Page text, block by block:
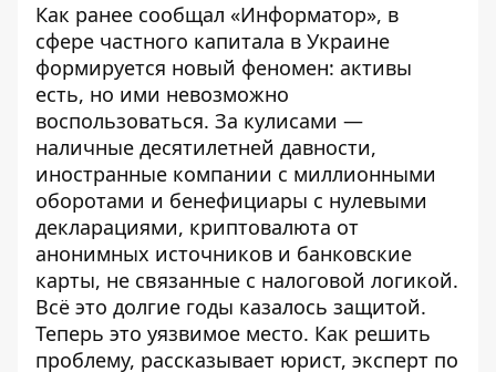
Как ранее сообщал «Информатор», в
сфере частного капитала в Украине
формируется новый феномен: активы
есть, но ими невозможно
воспользоваться. За кулисами —
наличные десятилетней давности,
иностранные компании с миллионными
оборотами и бенефициары с нулевыми
декларациями, криптовалюта от
анонимных источников и банковские
карты, не связанные с налоговой логикой.
Всё это долгие годы казалось защитой.
Теперь это уязвимое место. Как решить
проблему, рассказывает юрист, эксперт по